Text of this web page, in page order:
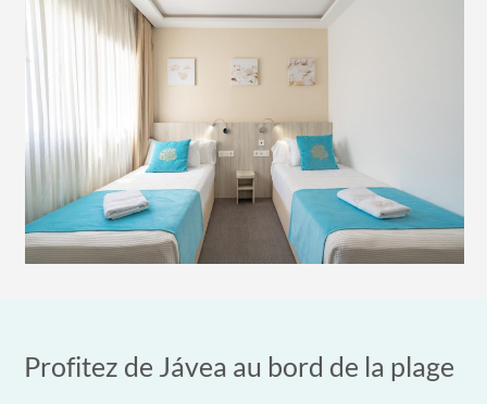
Profitez de Jávea au bord de la plage